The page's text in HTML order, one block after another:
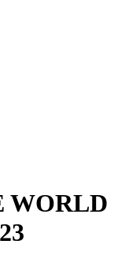
WORLD